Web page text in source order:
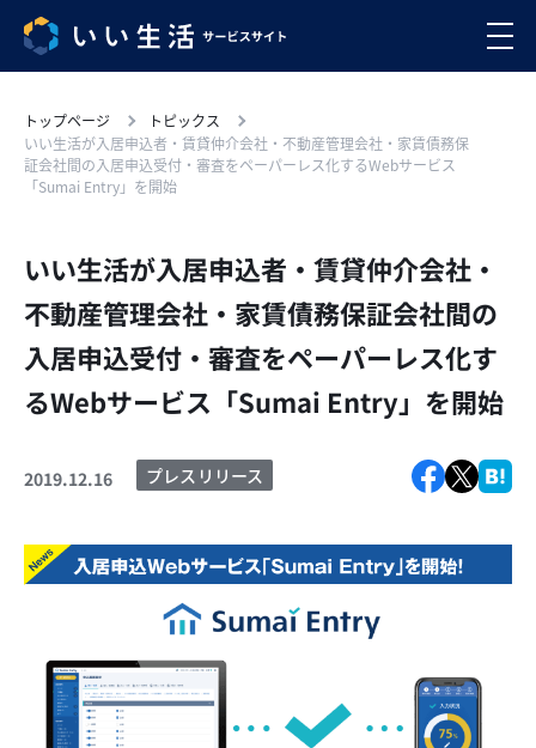
トップページ
トピックス
いい生活が入居申込者・賃貸仲介会社・不動産管理会社・家賃債務保
証会社間の入居申込受付・審査をペーパーレス化するWebサービス
「Sumai Entry」を開始
いい生活が入居申込者・賃貸仲介会社・
不動産管理会社・家賃債務保証会社間の
入居申込受付・審査をペーパーレス化す
るWebサービス「Sumai Entry」を開始
2019.12.16 プレスリリース